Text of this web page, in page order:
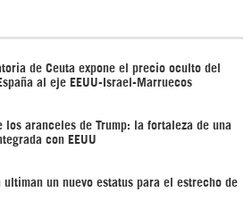
de Ceuta expone el precio oculto del
al eje EEUU-Israel-Marruecos
los aranceles de Trump: la fortaleza de una
con EEUU
ultiman un nuevo estatus para el estrecho de